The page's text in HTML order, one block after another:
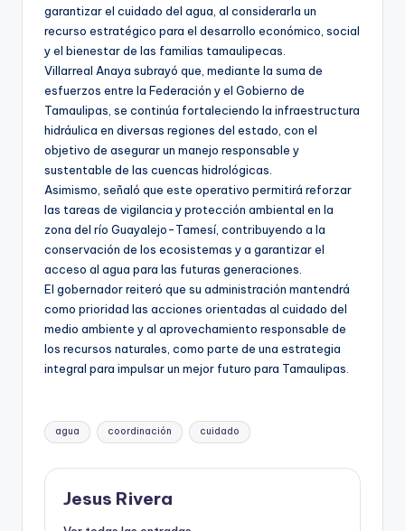
garantizar el cuidado del agua, al considerarla un
recurso estratégico para el desarrollo económico, social
y el bienestar de las familias tamaulipecas.
Villarreal Anaya subrayó que, mediante la suma de
esfuerzos entre la Federación y el Gobierno de
Tamaulipas, se continúa fortaleciendo la infraestructura
hidráulica en diversas regiones del estado, con el
objetivo de asegurar un manejo responsable y
sustentable de las cuencas hidrológicas.
Asimismo, señaló que este operativo permitirá reforzar
las tareas de vigilancia y protección ambiental en la
zona del río Guayalejo-Tamesí, contribuyendo a la
conservación de los ecosistemas y a garantizar el
acceso al agua para las futuras generaciones.
El gobernador reiteró que su administración mantendrá
como prioridad las acciones orientadas al cuidado del
medio ambiente y al aprovechamiento responsable de
los recursos naturales, como parte de una estrategia
integral para impulsar un mejor futuro para Tamaulipas.
Etiquetas:
agua coordinación cuidado
Jesus Rivera